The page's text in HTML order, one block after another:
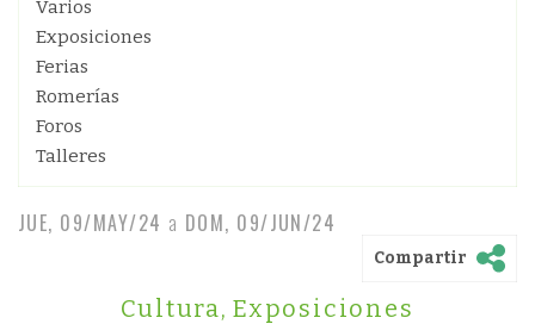
Varios
Exposiciones
Ferias
Romerías
Foros
Talleres
JUE, 09/MAY/24 a DOM, 09/JUN/24
Compartir
Cultura, Exposiciones